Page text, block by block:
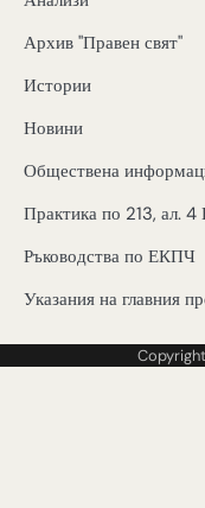
Архив "Правен свят"
Истории
Новини
Обществена
Практика по 213, ал.
Ръководства по ЕКПЧ
Указания на главния